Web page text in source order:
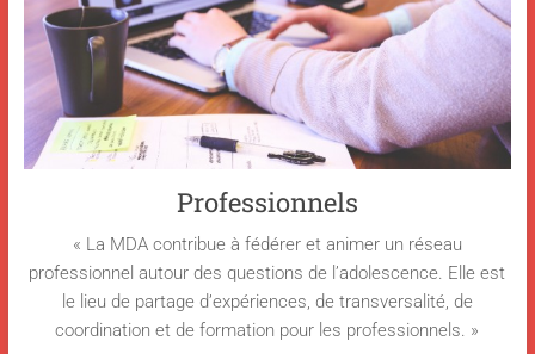
Professionnels
« La MDA contribue à fédérer et animer un réseau
professionnel autour des questions de l’adolescence. Elle est
le lieu de partage d’expériences, de transversalité, de
coordination et de formation pour les professionnels. »